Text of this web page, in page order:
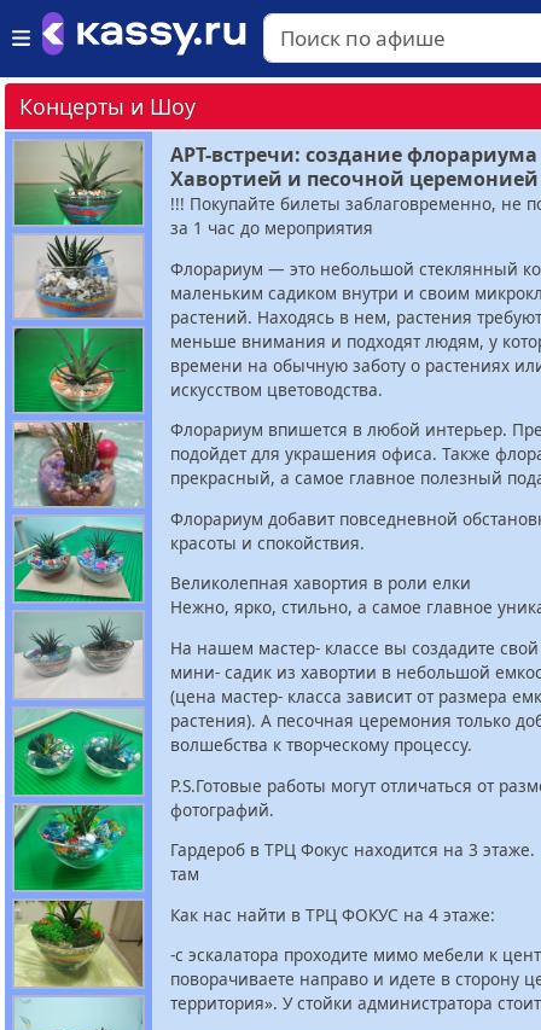
Концерты и Шоу
АРТ-встречи: создание флорариума
Хавортией и песочной церемонией
!!! Покупайте билеты заблаговременно, не
за 1 час до мероприятия
Флорариум — это небольшой стеклянный
маленьким садиком внутри и своим
растений. Находясь в нем, растения
меньше внимания и подходят людям, у
времени на обычную заботу о растениях
искусством цветоводства.
Флорариум впишется в любой интерьер.
подойдет для украшения офиса. Также
прекрасный, а самое главное полезный
Флорариум добавит повседневной
красоты и спокойствия.
Великолепная хавортия в роли елки
Нежно, ярко, стильно, а самое главное
На нашем мастер- классе вы создадите
мини- садик из хавортии в небольшой
(цена мастер- класса зависит от размера
растения). А песочная церемония только
волшебства к творческому процессу.
P.S.Готовые работы могут отличаться от
фотографий.
Гардероб в ТРЦ Фокус находится на 3 этаже.
там
Как нас найти в ТРЦ ФОКУС на 4 этаже:
-с эскалатора проходите мимо мебели к
поворачиваете направо и идете в сторону
территория». У стойки администратора